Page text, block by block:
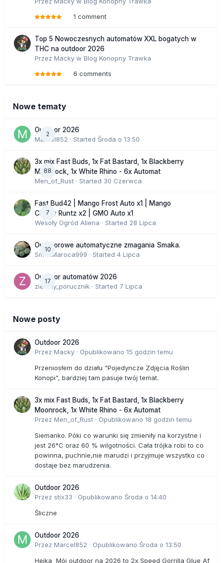
1 comment
Top 5 Nowoczesnych automatów XXL bogatych w
THC na outdoor 2026
Przez Macky w Blog Konopny Trawka
6 comments
Nowe tematy
2
Outdoor 2026
Marcel852 · Started Środa o 13:50
88
3x mix Fast Buds, 1x Fat Bastard, 1x Blackberry
Moonrock, 1x White Rhino - 6x Automat
Men_of_Rust · Started 30 Czerwca
7
Fast Bud42 | Mango Frost Auto x1 | Mango
Cherry Runtz x2 | GMO Auto x1
Wesoły Ogród Aliena · Started 28 Lipca
10
Outdoorowe automatyczne zmagania Smaka.
SmakMaroca999 · Started 4 Lipca
17
Outdoor automatów 2026
zielony_porucznik · Started 7 Lipca
Nowe posty
Outdoor 2026
Przez Macky · Opublikowano 15 godzin temu
Przeniosłem do działu "Pojedyncze Zdjęcia Roślin
Konopi", bardziej tam pasuje twój temat.
3x mix Fast Buds, 1x Fat Bastard, 1x Blackberry
Moonrock, 1x White Rhino - 6x Automat
Przez Men_of_Rust · Opublikowano 18 godzin temu
Siemanko. Póki co warunki się zmieniły na korzystne i
jest 26°C oraz 60 % wilgotności. Cała trójka robi to co
powinna, puchnie,nie marudzi i przyjmuje wszystko co
dostaje bez marudzenia.
Outdoor 2026
Przez stix33 · Opublikowano Środa o 14:40
Śliczne
Outdoor 2026
Przez Marcel852 · Opublikowano Środa o 13:50
Hejka Mój outdoor na 2026 to 2x Speed Gorrilla Glue Af